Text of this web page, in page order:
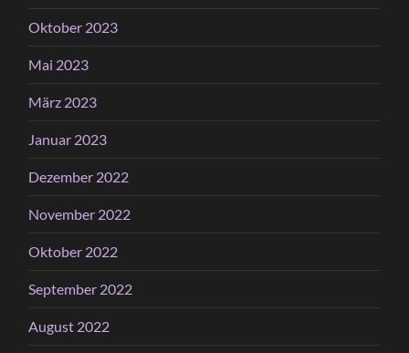
Oktober 2023
Mai 2023
März 2023
Januar 2023
Dezember 2022
November 2022
Oktober 2022
September 2022
August 2022